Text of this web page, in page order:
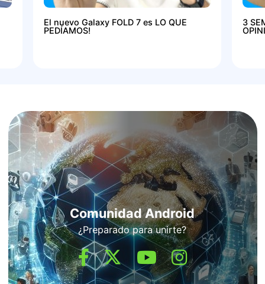
El nuevo Galaxy FOLD 7 es LO QUE
PEDÍAMOS!
3
Comunidad Android
¿Preparado para unirte?